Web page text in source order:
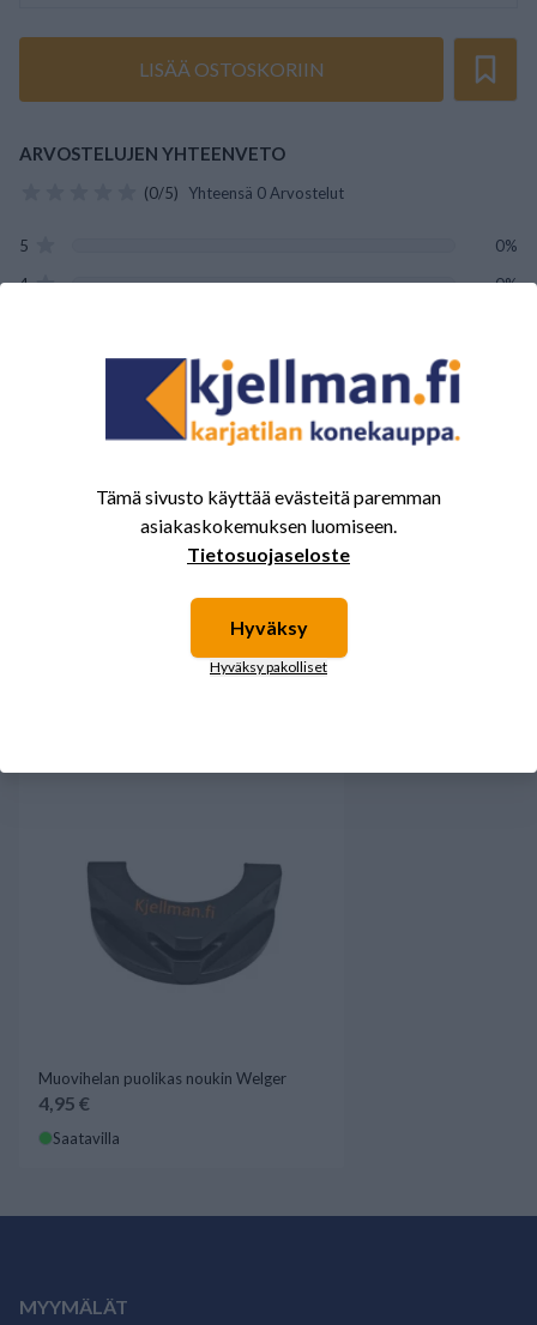
LISÄÄ OSTOSKORIIN
ARVOSTELUJEN YHTEENVETO
(0/5) Yhteensä 0 Arvostelut
5
0%
4
0%
Tälle tuotteelle ei ole vielä arvioita. Kirjaudu sisään ja
arvostele tuote.
Sinua saattavat kiinnostaa myös nämä
Muovihelan puolikas noukin Welger
4,95 €
Saatavilla
MYYMÄLÄT
Tämä sivusto käyttää evästeitä paremman
asiakaskokemuksen luomiseen.
Tietosuojaseloste
Hyväksy
Hyväksy pakolliset